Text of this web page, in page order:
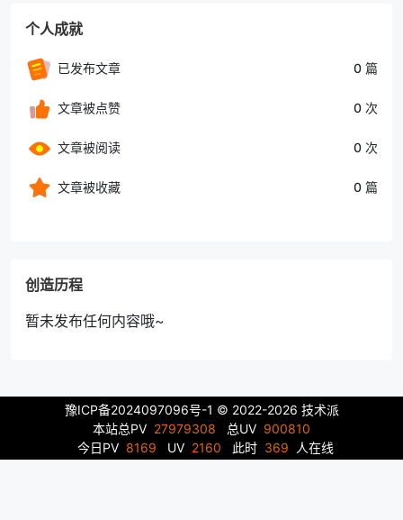
个人成就
已发布文章 0 篇
文章被点赞 0 次
文章被阅读 0 次
文章被收藏 0 篇
创造历程
暂未发布任何内容哦~
豫ICP备2024097096号-1 © 2022-2026 技术派
本站总PV 27979308 总UV 900810
今日PV 8169 UV 2160 此时 369 人在线